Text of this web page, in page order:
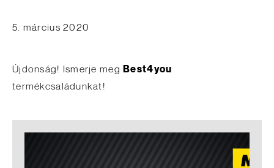
5. március 2020
Újdonság! Ismerje meg Best4you
termékcsaládunkat!